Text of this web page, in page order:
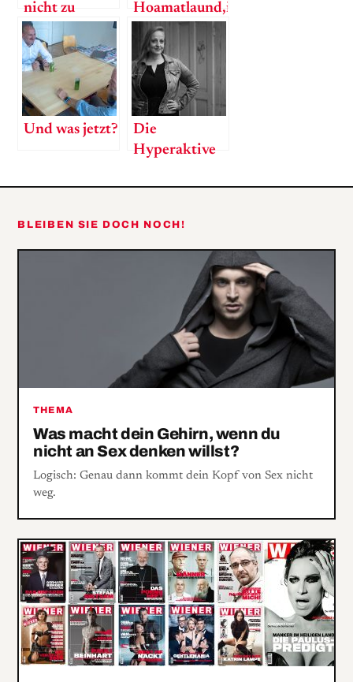
nicht zu
fassen.
Hoamatlaund,i
han di sooo
gern!“
Und was jetzt?
Die
Hyperaktive
BLEIBEN SIE DOCH NOCH!
THEMA
Was macht dein Gehirn, wenn du
nicht an Sex denken willst?
Logisch: Genau dann kommt dein Kopf von Sex nicht
weg.